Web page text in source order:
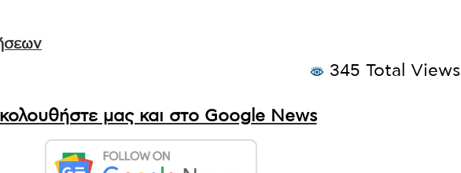
345 Total Views
μας και στο Google News